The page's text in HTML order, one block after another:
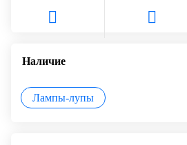
Наличие
Лампы-лупы